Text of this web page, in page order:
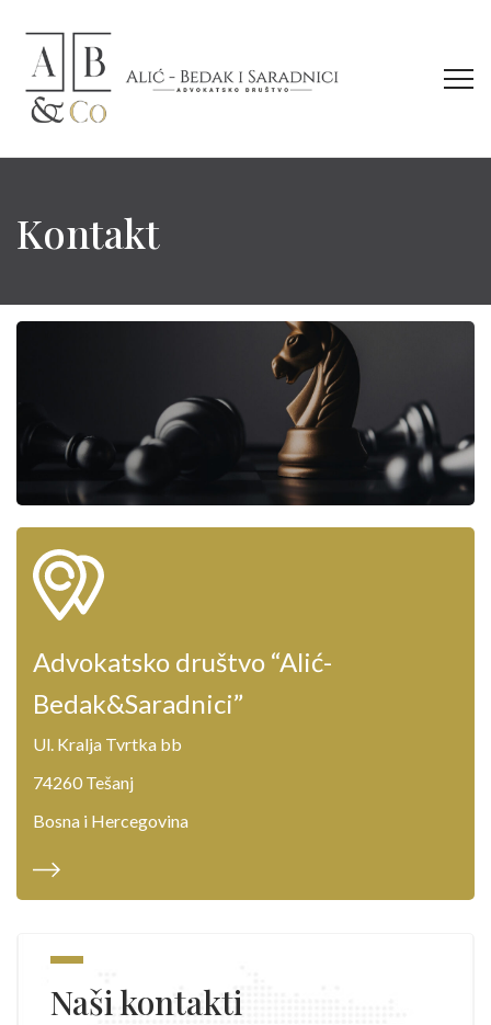
Kontakt
Advokatsko društvo “Alić-
Bedak&Saradnici”
Ul. Kralja Tvrtka bb
74260 Tešanj
Bosna i Hercegovina
Naši kontakti